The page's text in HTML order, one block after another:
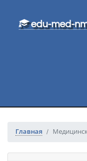
edu-med-
Главная